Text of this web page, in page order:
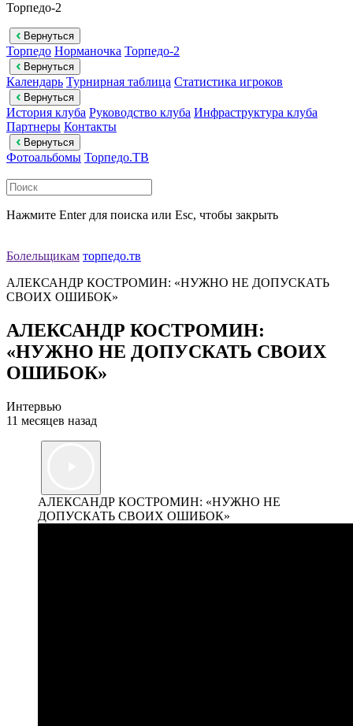
Торпедо-2
Вернуться
Торпедо Норманочка Торпедо-2
Вернуться
Календарь Турнирная таблица Статистика игроков
Вернуться
История клуба Руководство клуба Инфраструктура клуба
Партнеры Контакты
Вернуться
Фотоальбомы Торпедо.ТВ
Нажмите Enter для поиска или Esc, чтобы закрыть
Болельщикам торпедо.тв
АЛЕКСАНДР КОСТРОМИН: «НУЖНО НЕ ДОПУСКАТЬ
СВОИХ ОШИБОК»
АЛЕКСАНДР КОСТРОМИН:
«НУЖНО НЕ ДОПУСКАТЬ СВОИХ
ОШИБОК»
Интервью
11 месяцев назад
АЛЕКСАНДР КОСТРОМИН: «НУЖНО НЕ
ДОПУСКАТЬ СВОИХ ОШИБОК»